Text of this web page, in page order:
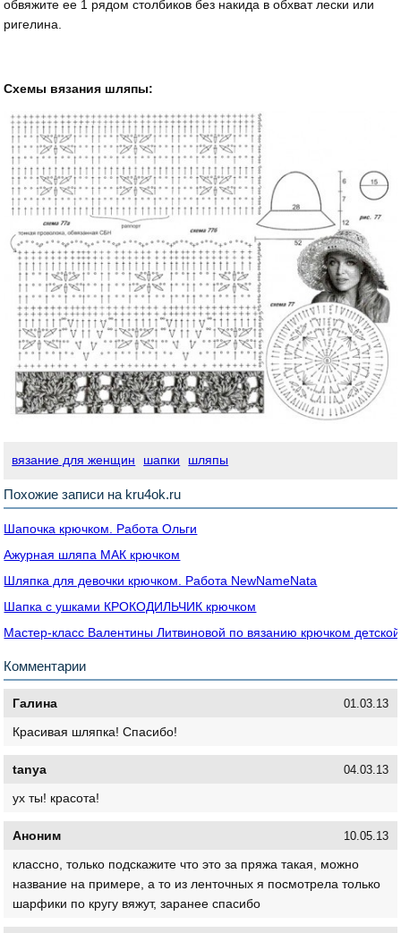
обвяжите ее 1 рядом столбиков без накида в обхват лески или
ригелина.
Схемы вязания шляпы:
вязание для женщин шапки шляпы
Похожие записи на kru4ok.ru
Шапочка крючком. Работа Ольги
Ажурная шляпа МАК крючком
Шляпка для девочки крючком. Работа NewNameNata
Шапка с ушками КРОКОДИЛЬЧИК крючком
Мастер-класс Валентины Литвиновой по вязанию крючком
Комментарии
Галина 01.03.13
Красивая шляпка! Спасибо!
tanya 04.03.13
ух ты! красота!
Аноним 10.05.13
классно, только подскажите что это за пряжа такая, можно
название на примере, а то из ленточных я посмотрела только
шарфики по кругу вяжут, заранее спасибо